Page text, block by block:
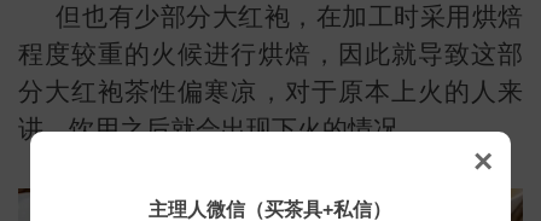
×
主理人微信（买茶具+私信）
但也有少部分大红袍，在加工时采用烘焙
程度较重的火候进行烘焙，因此就导致这部
分大红袍茶性偏寒凉，对于原本上火的人来
讲，饮用之后就会出现下火的情况。